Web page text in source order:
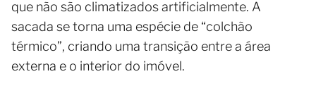
que não são climatizados artificialmente. A
sacada se torna uma espécie de “colchão
térmico”, criando uma transição entre a área
externa e o interior do imóvel.